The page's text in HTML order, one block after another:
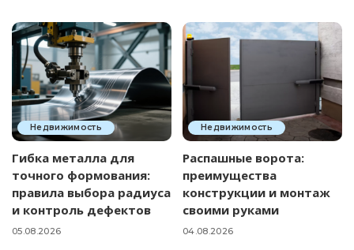
Недвижимость
Гибка металла для
точного формования:
правила выбора радиуса
и контроль дефектов
05.08.2026
Недвижимость
Распашные ворота:
преимущества
конструкции и монтаж
своими руками
04.08.2026